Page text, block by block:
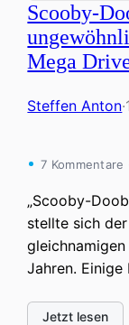
Scooby-
Mega
Steffen Anton·
7 Kommentare
„Scooby-
stellte sich
Jahren. Einige
Jetzt lesen